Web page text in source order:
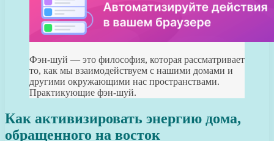
Фэн-шуй — это философия, которая рассматривает
то, как мы взаимодействуем с нашими домами и
другими окружающими нас пространствами.
Практикующие фэн-шуй.
Как активизировать энергию дома,
обращенного на восток